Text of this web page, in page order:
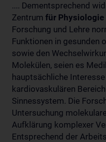
.... Dementsprechend
Zentrum für Physiologie
Forschung und Lehre
Funktionen in gesunden
sowie den
Molekülen, seien es
hauptsächliche
kardiovaskulären
Sinnessystem. Die
Untersuchung
Aufklärung komplexer
Entsprechend der